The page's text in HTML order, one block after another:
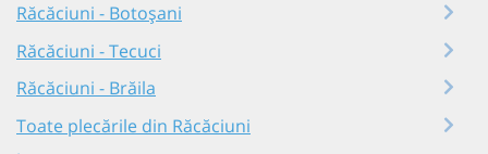
Răcăciuni - Botoșani
Răcăciuni - Tecuci
Răcăciuni - Brăila
Toate plecările din Răcăciuni